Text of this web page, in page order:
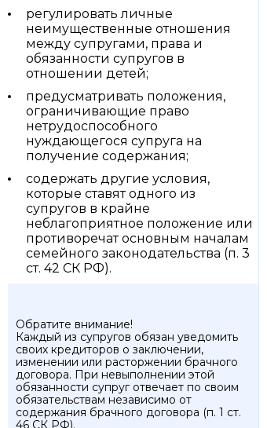
регулировать личные
неимущественные отношения
между супругами, права и
обязанности супругов в
отношении детей;
предусматривать положения,
ограничивающие право
нетрудоспособного
нуждающегося супруга на
получение содержания;
содержать другие условия,
которые ставят одного из
супругов в крайне
неблагоприятное положение или
противоречат основным началам
семейного законодательства (п. 3
ст. 42 СК РФ).
Обратите внимание!
Каждый из супругов обязан уведомить
своих кредиторов о заключении,
изменении или расторжении брачного
договора. При невыполнении этой
обязанности супруг отвечает по своим
обязательствам независимо от
содержания брачного договора (п. 1 ст.
46 СК РФ).